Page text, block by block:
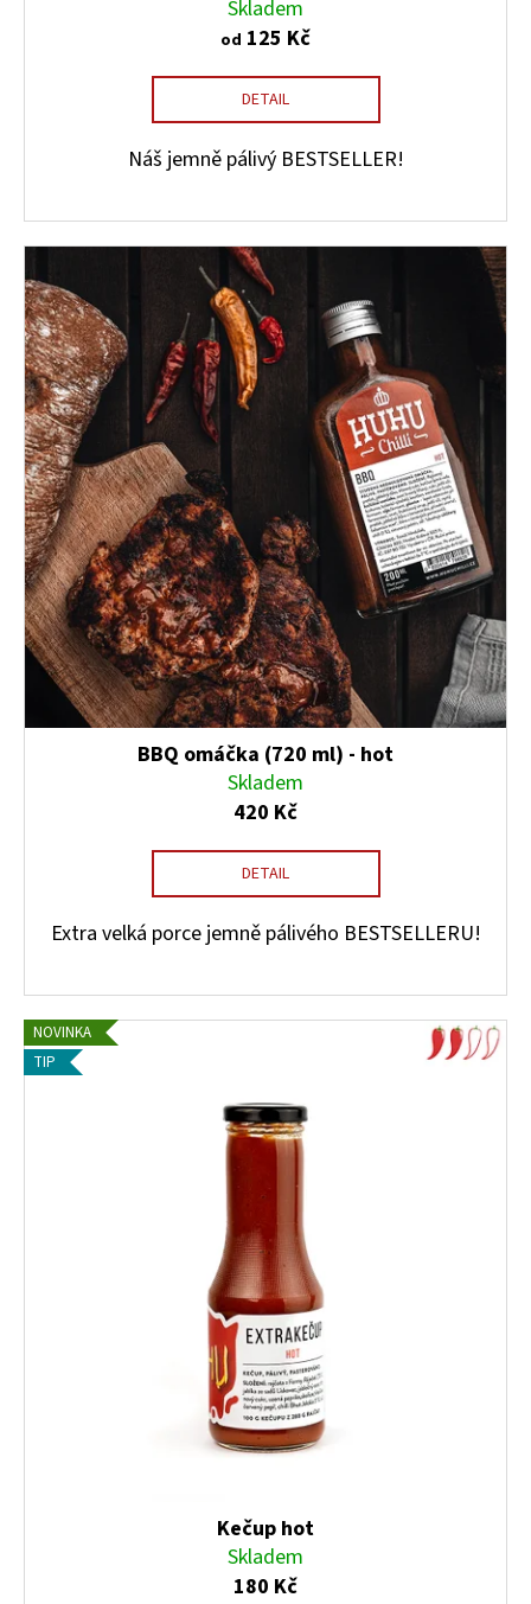
Skladem
od 125 Kč
DETAIL
Náš jemně pálivý BESTSELLER!
BBQ omáčka (720 ml) - hot
Skladem
420 Kč
DETAIL
Extra velká porce jemně pálivého BESTSELLERU!
NOVINKA
TIP
Kečup hot
Skladem
180 Kč